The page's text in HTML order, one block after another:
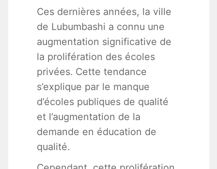
Ces dernières années, la ville
de Lubumbashi a connu une
augmentation significative de
la prolifération des écoles
privées. Cette tendance
s’explique par le manque
d’écoles publiques de qualité
et l’augmentation de la
demande en éducation de
qualité.